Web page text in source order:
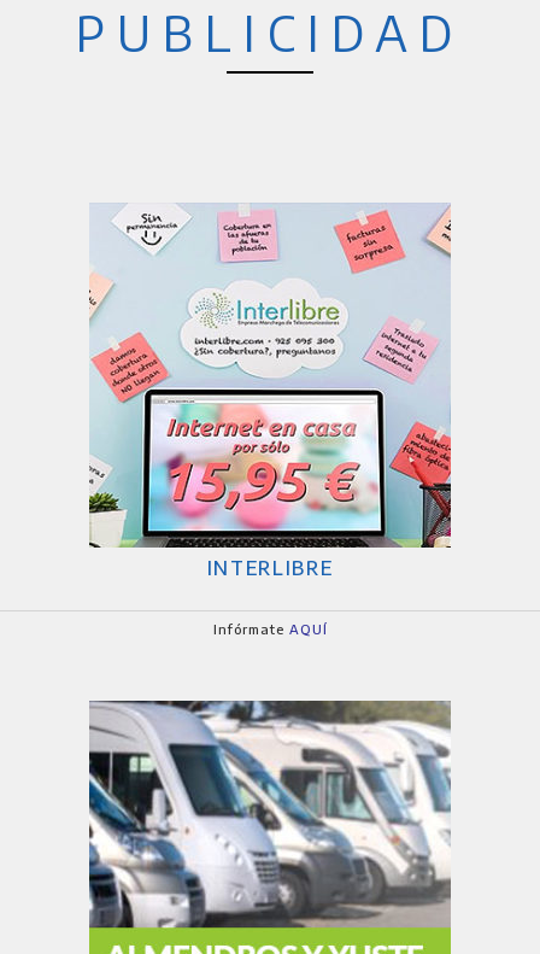
PUBLICIDAD
INTERLIBRE
Infórmate AQUÍ